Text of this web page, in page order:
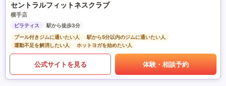
セントラルフィットネスクラブ
横手店
ピラティス
駅から徒歩3分
プール付きジムに通いたい人
駅から5分以内のジムに通いたい人
運動不足を解消したい人
ホットヨガを始めたい人
公式サイトを見る 体験・相談予約